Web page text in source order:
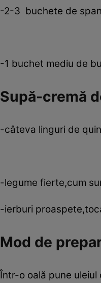
-2-3 buchete de
-1 buchet mediu de
Supă-cremă
-câteva linguri de
-legume fierte,cum
-ierburi
Mod de
Într-o oală pune